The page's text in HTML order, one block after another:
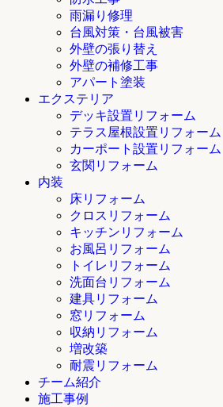
雨漏り修理
台風対策・台風被害
外壁の張り替え
外壁の補修工事
アパート塗装
エクステリア
デッキ設置リフォーム
テラス屋根設置リフォーム
カーポート設置リフォーム
玄関リフォーム
内装
床リフォーム
クロスリフォーム
キッチンリフォーム
お風呂リフォーム
トイレリフォーム
洗面台リフォーム
建具リフォーム
窓リフォーム
収納リフォーム
増改築
耐震リフォーム
チーム紹介
施工事例